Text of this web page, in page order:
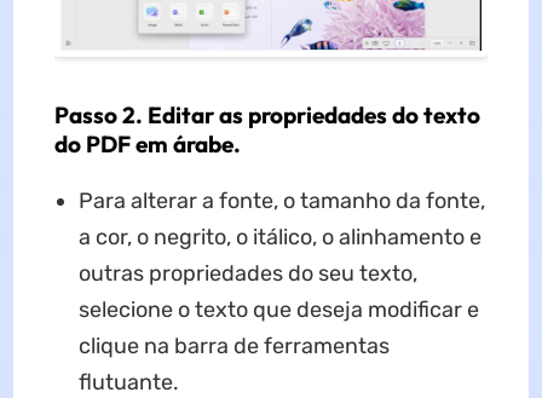
Passo 2. Editar as propriedades do texto
do PDF em árabe.
Para alterar a fonte, o tamanho da fonte,
a cor, o negrito, o itálico, o alinhamento e
outras propriedades do seu texto,
selecione o texto que deseja modificar e
clique na barra de ferramentas
flutuante.